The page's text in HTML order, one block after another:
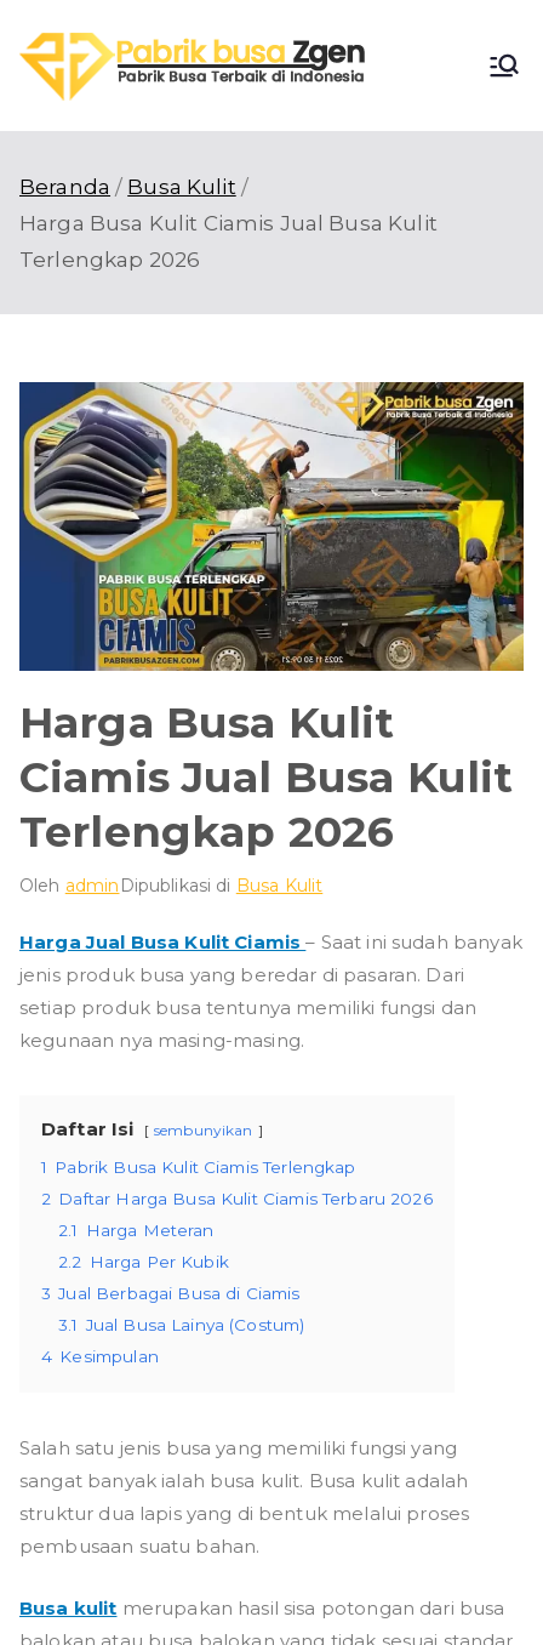
ke
konten
Pabri
Busa
Beranda
Busa Kulit
Harga Busa Kulit Ciamis Jual Busa Kulit
Terlengkap 2026
Harga Busa Kulit
Ciamis Jual Busa Kulit
Terlengkap 2026
Oleh admin Dipublikasi di Busa Kulit
Harga Jual Busa Kulit Ciamis– Saat ini sudah banyak
jenis produk busa yang beredar di pasaran. Dari
setiap produk busa tentunya memiliki fungsi dan
kegunaan nya masing-masing.
Daftar Isi sembunyikan
1
Pabrik Busa Kulit Ciamis Terlengkap
2 Daftar Harga Busa Kulit Ciamis Terbaru 2026
2.1
Harga Meteran
2.2
Harga Per Kubik
3 Jual Berbagai Busa di Ciamis
3.1 Jual Busa Lainya (Costum)
4 Kesimpulan
Salah satu jenis busa yang memiliki fungsi yang
sangat banyak ialah busa kulit. Busa kulit adalah
struktur dua lapis yang di bentuk melalui proses
pembusaan suatu bahan.
Busa kulit merupakan hasil sisa potongan dari busa